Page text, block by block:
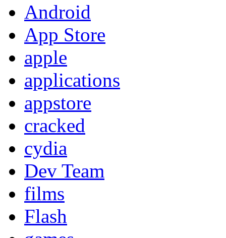
Android
App Store
apple
applications
appstore
cracked
cydia
Dev Team
films
Flash